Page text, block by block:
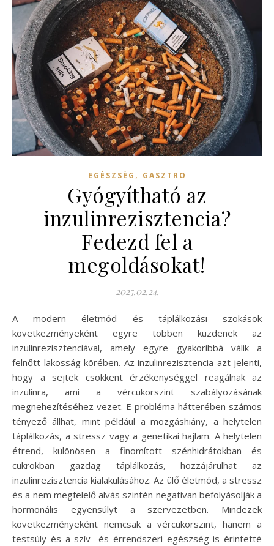
EGÉSZSÉG , GASZTRO
Gyógyítható az
inzulinrezisztencia?
Fedezd fel a
megoldásokat!
2025.02.24.
A modern életmód és táplálkozási szokások
következményeként egyre többen küzdenek az
inzulinrezisztenciával, amely egyre gyakoribbá válik a
felnőtt lakosság körében. Az inzulinrezisztencia azt jelenti,
hogy a sejtek csökkent érzékenységgel reagálnak az
inzulinra, ami a vércukorszint szabályozásának
megnehezítéséhez vezet. E probléma hátterében számos
tényező állhat, mint például a mozgáshiány, a helytelen
táplálkozás, a stressz vagy a genetikai hajlam. A helytelen
étrend, különösen a finomított szénhidrátokban és
cukrokban gazdag táplálkozás, hozzájárulhat az
inzulinrezisztencia kialakulásához. Az ülő életmód, a stressz
és a nem megfelelő alvás szintén negatívan befolyásolják a
hormonális egyensúlyt a szervezetben. Mindezek
következményeként nemcsak a vércukorszint, hanem a
testsúly és a szív- és érrendszeri egészség is érintetté